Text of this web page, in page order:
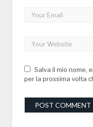
Salva il mio nome,
per la prossima volta